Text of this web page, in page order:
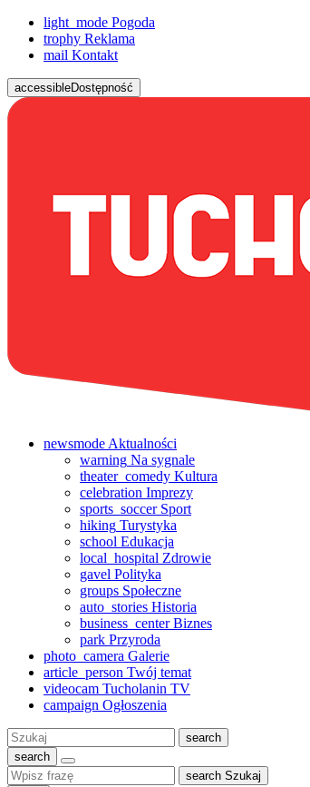
light_mode Pogoda
trophy Reklama
mail Kontakt
accessibleDostępność
newsmode Aktualności
warning Na sygnale
theater_comedy Kultura
celebration Imprezy
sports_soccerSport
hiking Turystyka
school Edukacja
local_hospital Zdrowie
gavel Polityka
groups Społeczne
auto_stories Historia
business_centerBiznes
park Przyroda
photo_camera Galerie
article_person Twój temat
videocam Tucholanin TV
campaign Ogłoszenia
Szukaj:
search
search
search Szukaj